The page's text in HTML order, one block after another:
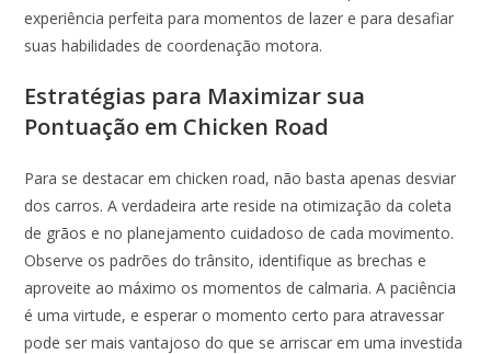
experiência perfeita para momentos de lazer e para desafiar
suas habilidades de coordenação motora.
Estratégias para Maximizar sua
Pontuação em Chicken Road
Para se destacar em chicken road, não basta apenas desviar
dos carros. A verdadeira arte reside na otimização da coleta
de grãos e no planejamento cuidadoso de cada movimento.
Observe os padrões do trânsito, identifique as brechas e
aproveite ao máximo os momentos de calmaria. A paciência
é uma virtude, e esperar o momento certo para atravessar
pode ser mais vantajoso do que se arriscar em uma investida